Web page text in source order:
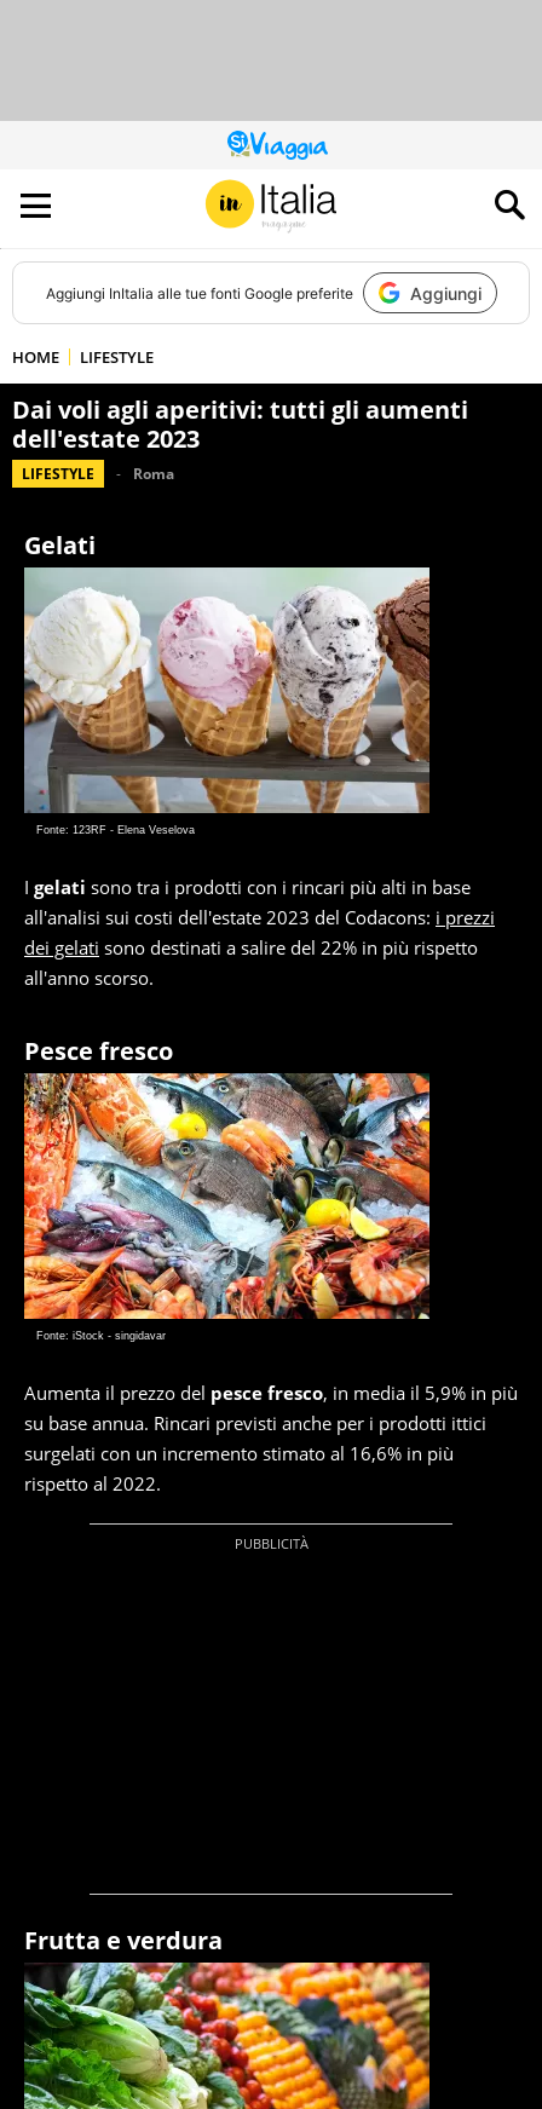
QUESTO
SITO
CONTRIBUISCE
ALL’AUDIENCE
DI
Aggiungi InItalia alle tue fonti Google preferite Aggiungi
HOME LIFESTYLE
Dai voli agli aperitivi: tutti gli aumenti
dell'estate 2023
LIFESTYLE Roma
Gelati
Fonte: 123RF - Elena Veselova
I gelati sono tra i prodotti con i rincari più alti in base
all'analisi sui costi dell'estate 2023 del Codacons: i prezzi
dei gelati sono destinati a salire del 22% in più rispetto
all'anno scorso.
Pesce fresco
Fonte: iStock - singidavar
Aumenta il prezzo del pesce fresco, in media il 5,9% in più
su base annua. Rincari previsti anche per i prodotti ittici
surgelati con un incremento stimato al 16,6% in più
rispetto al 2022.
Frutta e verdura